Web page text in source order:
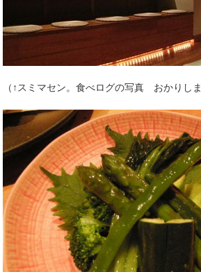
（↑スミマセン。食べログの写真 おかりしま